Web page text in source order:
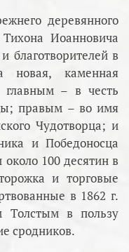
деревянного
Иоанновича
благотворителей в
новая, каменная
– в честь
правым – во имя
Чудотворца; и
и Победоносца
100 десятин в
и торговые
в 1862 г.
Толстым в пользу
сродников.